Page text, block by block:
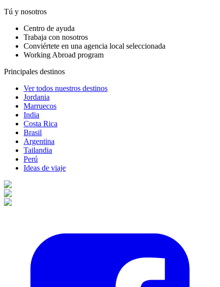
Tú y nosotros
Centro de ayuda
Trabaja con nosotros
Conviértete en una agencia local seleccionada
Working Abroad program
Principales destinos
Ver todos nuestros destinos
Jordania
Marruecos
India
Costa Rica
Brasil
Argentina
Tailandia
Perú
Ideas de viaje